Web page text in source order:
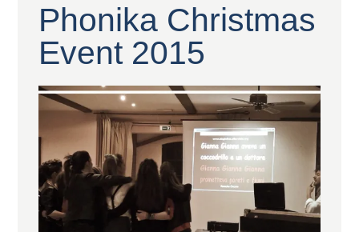
Phonika Christmas
Event 2015